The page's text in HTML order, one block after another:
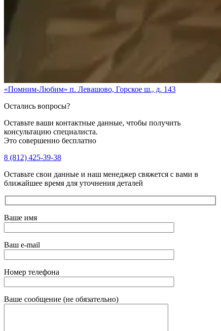
«Помним-Любим» п. Левашово, Горское ш., д. 143
Остались вопросы?
Оставьте ваши контактные данные, чтобы получить
консультацию специалиста.
Это совершенно бесплатно
8 (812) 425-39-38
Оставьте свои данные и наш менеджер свяжется с вами в
ближайшее время для уточнения деталей
Ваше имя
Ваш e-mail
Номер телефона
Ваше сообщение (не обязательно)